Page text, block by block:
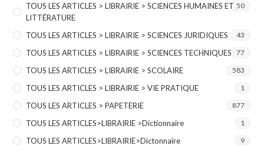
TOUS LES ARTICLES > LIBRAIRIE > SCIENCES HUMAINES ET
LITTÉRATURE
50
TOUS LES ARTICLES > LIBRAIRIE > SCIENCES JURIDIQUES 43
TOUS LES ARTICLES > LIBRAIRIE > SCIENCES TECHNIQUES 77
TOUS LES ARTICLES > LIBRAIRIE > SCOLAIRE 583
TOUS LES ARTICLES > LIBRAIRIE > VIE PRATIQUE 1
TOUS LES ARTICLES > PAPETERIE 877
TOUS LES ARTICLES>LIBRAIRIE >Dictionnaire 1
TOUS LES ARTICLES>LIBRAIRIE>Dictonnaire 9